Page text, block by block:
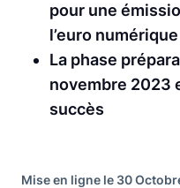
pour une
l’euro
La phase
novembre 2023
succès
Mise en ligne le 30